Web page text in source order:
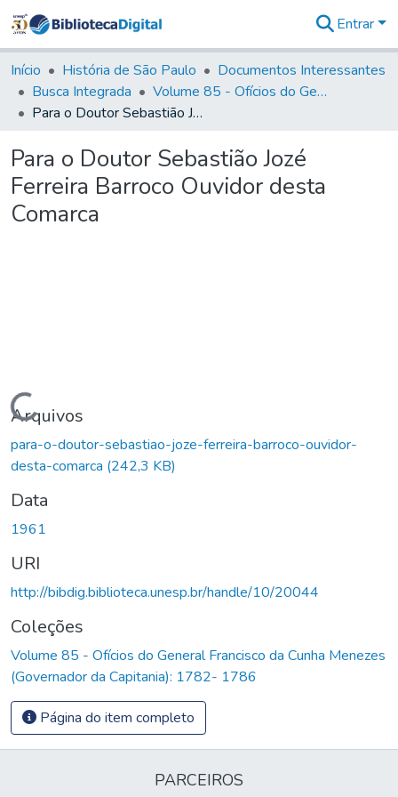
&
Coleções
Tudo na
Biblioteca
Estatísticas
Entrar
Início História de São Paulo
Documentos Interessantes
Busca Integrada
Volume 85 - Ofícios do General Francisco da Cunha Menezes (Governador da Capitania): 1782- 1786
Para o Doutor Sebastião Jozé Ferreira Barroco Ouvidor desta Comarca
Para o Doutor Sebastião Jozé
Ferreira Barroco Ouvidor desta
Comarca
Carregando...
Arquivos
para-o-doutor-sebastiao-joze-ferreira-barroco-ouvidor-
desta-comarca (242,3 KB)
Data
1961
URI
http://bibdig.biblioteca.unesp.br/handle/10/20044
Coleções
Volume 85 - Ofícios do General Francisco da Cunha Menezes
(Governador da Capitania): 1782- 1786
Página do item completo
PARCEIROS